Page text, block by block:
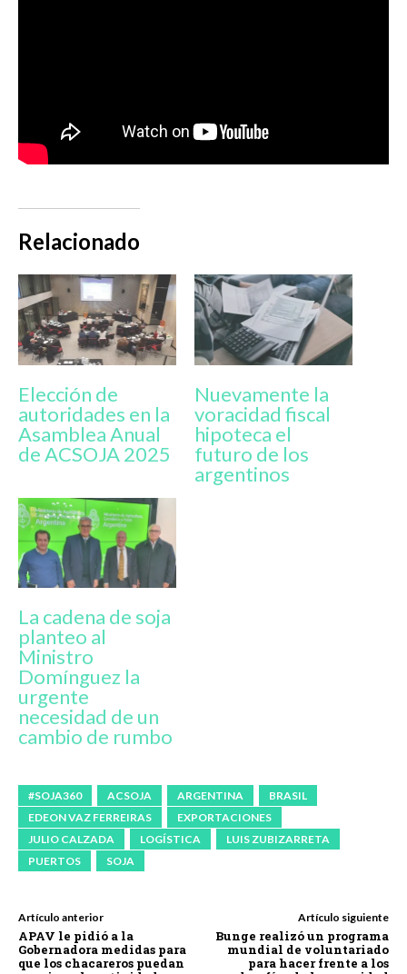
Relacionado
Elección de
autoridades en la
Asamblea Anual
de ACSOJA 2025
Nuevamente la
voracidad fiscal
hipoteca el
futuro de los
argentinos
La cadena de soja
planteo al
Ministro
Domínguez la
urgente
necesidad de un
cambio de rumbo
#SOJA360 ACSOJA ARGENTINA
BRASIL
EDEON VAZ FERREIRAS
EXPORTACIONES
JULIO CALZADA
LOGÍSTICA
LUIS ZUBIZARRETA
PUERTOS
SOJA
Artículo anterior
APAV le pidió a la
Gobernadora medidas para
que los chacareros puedan
Artículo siguiente
Bunge realizó un programa
mundial de voluntariado
para hacer frente a los